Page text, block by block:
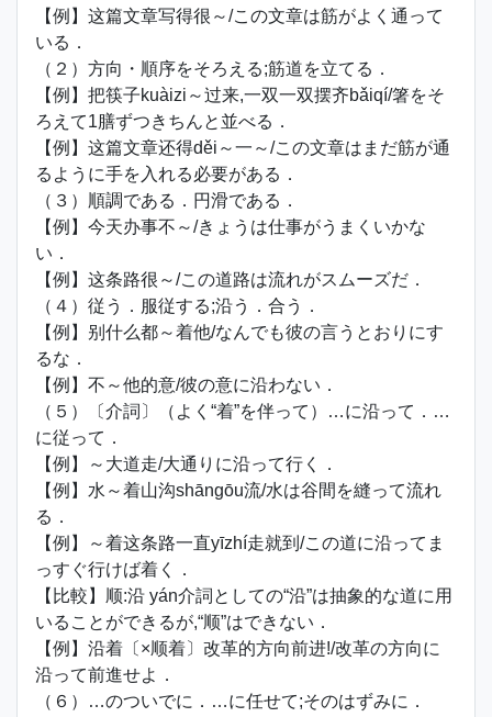
【例】这篇文章写得很～/この文章は筋がよく通って
いる．
（２）方向・順序をそろえる;筋道を立てる．
【例】把筷子kuàizi～过来,一双一双摆齐bǎiqí/箸をそ
ろえて1膳ずつきちんと並べる．
【例】这篇文章还得děi～一～/この文章はまだ筋が通
るように手を入れる必要がある．
（３）順調である．円滑である．
【例】今天办事不～/きょうは仕事がうまくいかな
い．
【例】这条路很～/この道路は流れがスムーズだ．
（４）従う．服従する;沿う．合う．
【例】别什么都～着他/なんでも彼の言うとおりにす
るな．
【例】不～他的意/彼の意に沿わない．
（５）〔介詞〕（よく“着”を伴って）…に沿って．…
に従って．
【例】～大道走/大通りに沿って行く．
【例】水～着山沟shāngōu流/水は谷間を縫って流れ
る．
【例】～着这条路一直yīzhí走就到/この道に沿ってま
っすぐ行けば着く．
【比較】顺:沿 yán介詞としての“沿”は抽象的な道に用
いることができるが,“顺”はできない．
【例】沿着〔×顺着〕改革的方向前进!/改革の方向に
沿って前進せよ．
（６）…のついでに．…に任せて;そのはずみに．